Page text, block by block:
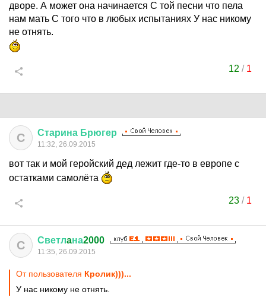
дворе. А может она начинается С той песни что пела
нам мать С того что в любых испытаниях У нас никому
не отнять.
12 / 1
С Старина Брюгер
11:32, 26.09.2015
вот так и мой геройский дед лежит где-то в европе с
остатками самолёта
23 / 1
С Светлaна2000
11:35, 26.09.2015
От пользователя Кролик)))...
У нас никому не отнять.